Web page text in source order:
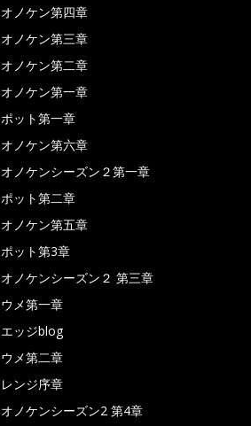
オノケン第四章
オノケン第三章
オノケン第二章
オノケン第一章
ポット第一章
オノケン第六章
オノケンシーズン２第一章
ポット第二章
オノケン第五章
ポット第3章
オノケンシーズン２ 第三章
ウメ第一章
エッジblog
ウメ第二章
レンジ序章
オノケンシーズン2 第4章